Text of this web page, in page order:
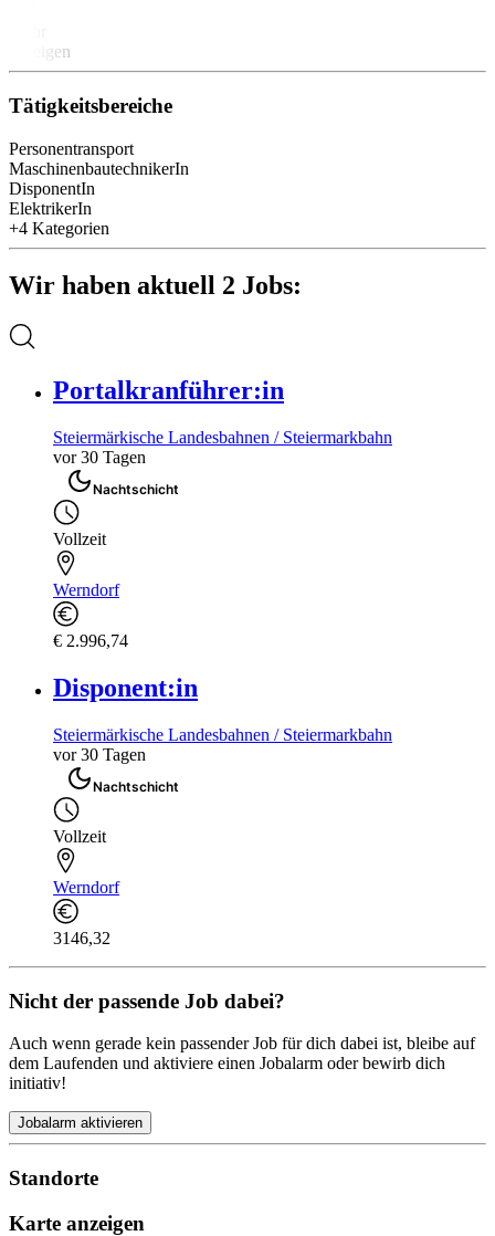
anzeigen
Tätigkeitsbereiche
Personentransport
MaschinenbautechnikerIn
DisponentIn
ElektrikerIn
+4 Kategorien
Wir haben aktuell 2 Jobs:
Portalkranführer:in
Steiermärkische Landesbahnen / Steiermarkbahn
vor 30 Tagen
Nachtschicht
Vollzeit
Werndorf
€ 2.996,74
Disponent:in
Steiermärkische Landesbahnen / Steiermarkbahn
vor 30 Tagen
Nachtschicht
Vollzeit
Werndorf
3146,32
Nicht der passende Job dabei?
Auch wenn gerade kein passender Job für dich dabei ist, bleibe auf
dem Laufenden und aktiviere einen Jobalarm oder bewirb dich
initiativ!
Jobalarm aktivieren
Standorte
Karte anzeigen